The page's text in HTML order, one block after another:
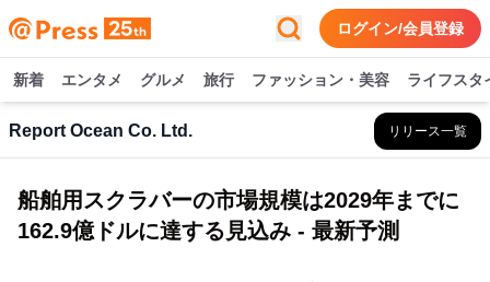
ログイン/会員登録
新着 エンタメ グルメ 旅行 ファッション・美容 ライフスタ
Report Ocean Co. Ltd. リリース一覧
船舶用スクラバーの市場規模は2029年までに
162.9億ドルに達する見込み - 最新予測